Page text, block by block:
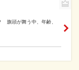
旗頭が舞う中、年齢、